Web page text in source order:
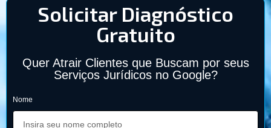
Solicitar Diagnóstico
Gratuito
Quer Atrair Clientes que Buscam por seus
Serviços Jurídicos no Google?
Nome